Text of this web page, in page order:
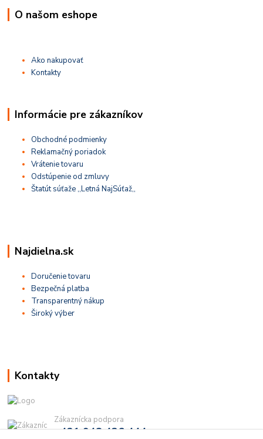
O našom eshope
Ako nakupovať
Kontakty
Informácie pre zákazníkov
Obchodné podmienky
Reklamačný poriadok
Vrátenie tovaru
Odstúpenie od zmluvy
Štatút súťaže ,,Letná NajSúťaž,,
Najdielna.sk
Doručenie tovaru
Bezpečná platba
Transparentný nákup
Široký výber
Kontakty
Zákaznícka podpora
+421 948 436 444